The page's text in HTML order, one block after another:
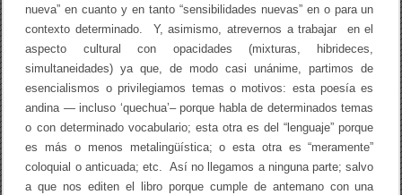
i
i
d
a
e
s
nueva” en cuanto y en tanto “sensibilidades nuevas” en o para un
contexto determinado. Y, asimismo, atrevernos a trabajar en el
aspecto cultural con opacidades (mixturas, hibrideces,
simultaneidades) ya que, de modo casi unánime, partimos de
esencialismos o privilegiamos temas o motivos: esta poesía es
andina — incluso ‘quechua’– porque habla de determinados temas
o con determinado vocabulario; esta otra es del “lenguaje” porque
es más o menos metalingüística; o esta otra es “meramente”
coloquial o anticuada; etc. Así no llegamos a ninguna parte; salvo
a que nos editen el libro porque cumple de antemano con una